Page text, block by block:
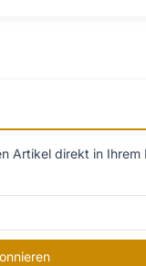
Artikel direkt in Ihrem